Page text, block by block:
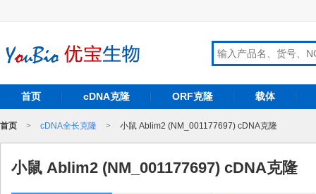
首页 cDNA克隆 ORF克隆 载体
首页 > cDNA全长克隆 > 小鼠 Ablim2 (NM_001177697) cDNA克隆
小鼠 Ablim2 (NM_001177697) cDNA克隆